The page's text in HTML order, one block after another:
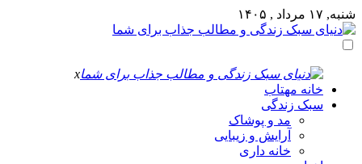
شنبه, ۱۷ مرداد , ۱۴۰۵
x
خانه مهتاب
سبک زندگی
مد و پوشاک
آرایش و زیبایی
خانه داری